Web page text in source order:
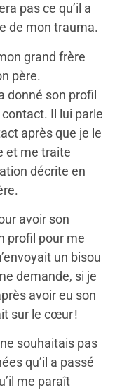
pas ce qu’il a
de mon trauma.
grand frère
père.
donné son profil
Il lui parle
après que je le
et me traite
décrite en
avoir son
profil pour me
un bisou
demande, si je
avoir eu son
sur le cœur !
souhaitais pas
qu’il a passé
me paraît